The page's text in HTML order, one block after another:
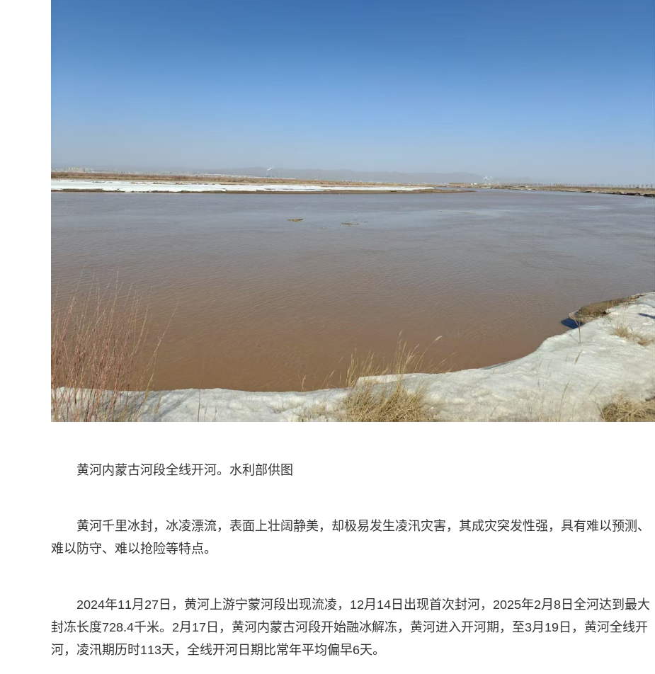
黄河内蒙古河段全线开河。水利部供图
黄河千里冰封，冰凌漂流，表面上壮阔静美，却极易发生凌汛灾害，其成灾突发性强，具有难以预测、
难以防守、难以抢险等特点。
2024年11月27日，黄河上游宁蒙河段出现流凌，12月14日出现首次封河，2025年2月8日全河达到最大
封冻长度728.4千米。2月17日，黄河内蒙古河段开始融冰解冻，黄河进入开河期，至3月19日，黄河全线开
河，凌汛期历时113天，全线开河日期比常年平均偏早6天。